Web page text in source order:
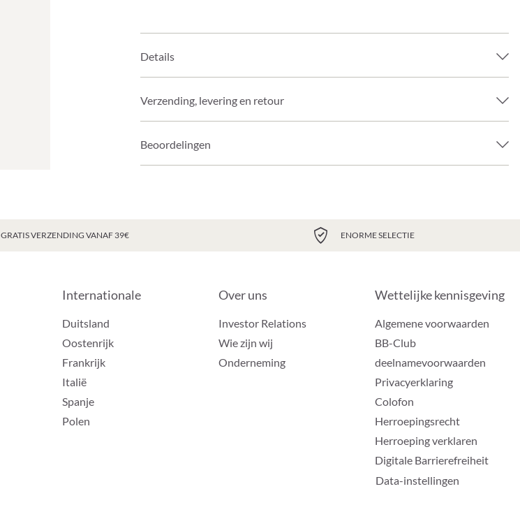
Details
Verzending, levering en retour
Beoordelingen
GRATIS VERZENDING VANAF 39€ ENORME SELECTIE
Internationale
Duitsland
Oostenrijk
Frankrijk
Italië
Spanje
Polen
Over uns
Investor Relations
Wie zijn wij
Onderneming
Wettelijke kennisgeving
Algemene voorwaarden
BB-Club
deelnamevoorwaarden
Privacyerklaring
Colofon
Herroepingsrecht
Herroeping verklaren
Digitale Barrierefreiheit
Data-instellingen